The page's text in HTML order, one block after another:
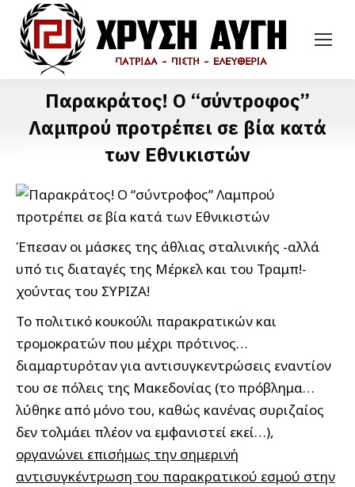
Παρακράτος! Ο “σύντροφος”
Λαμπρού προτρέπει σε βία κατά
των Εθνικιστών
Έπεσαν οι μάσκες της άθλιας σταλινικής -αλλά
υπό τις διαταγές της Μέρκελ και του Τραμπ!-
χούντας του ΣΥΡΙΖΑ!
Το πολιτικό κουκούλι παρακρατικών και
τρομοκρατών που μέχρι πρότινος…
διαμαρτυρόταν για αντισυγκεντρώσεις εναντίον
του σε πόλεις της Μακεδονίας (το πρόβλημα…
λύθηκε από μόνο του, καθώς κανένας συριζαίος
δεν τολμάει πλέον να εμφανιστεί εκεί…),
οργανώνει επισήμως την σημερινή
αντισυγκέντρωση του παρακρατικού εσμού στην